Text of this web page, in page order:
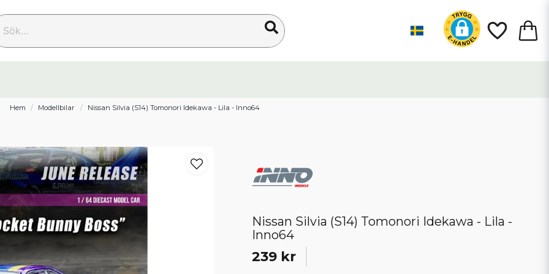
Hem Modellbilar Nissan Silvia (S14) Tomonori Idekawa - Lila - Inno64
Nissan Silvia (S14) Tomonori Idekawa - Lila -
Inno64
239 kr